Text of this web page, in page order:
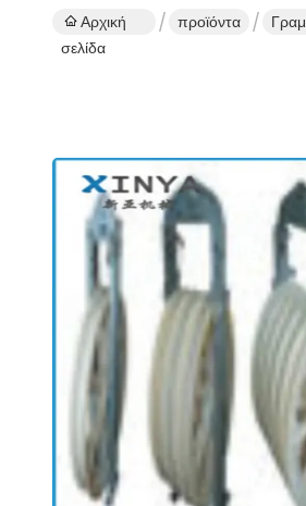
Αρχική
σελίδα
προϊόντα